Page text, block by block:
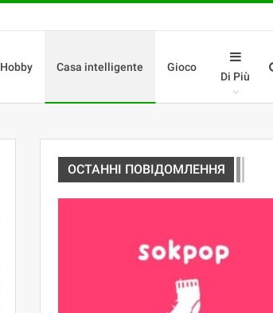
Hobby Casa intelligente Gioco
Di Più
ОСТАННІ ПОВІДОМЛЕННЯ